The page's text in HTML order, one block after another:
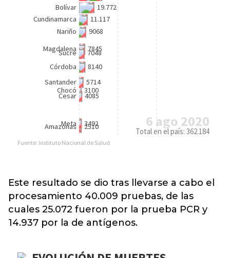
Este resultado se dio tras llevarse a cabo el
procesamiento 40.009 pruebas, de las
cuales 25.072 fueron por la prueba PCR y
14.937 por la de antígenos.